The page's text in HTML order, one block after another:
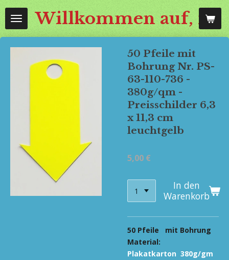
Zum
HauptinhaltWillkommen auf,
50 Pfeile mit
Bohrung Nr. PS-
63-110-736 -
380g/qm -
Preisschilder 6,3
x 11,3 cm
leuchtgelb
5,00 €
In den
Warenkorb
50 Pfeile mit Bohrung
Material:
Plakatkarton 380g/gm